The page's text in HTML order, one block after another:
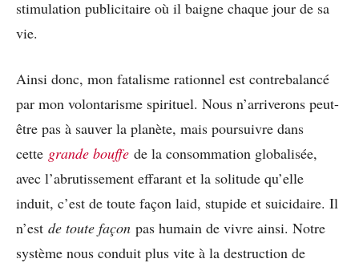
stimulation publicitaire où il baigne chaque jour de sa
vie.
Ainsi donc, mon fatalisme rationnel est contrebalancé
par mon volontarisme spirituel. Nous n’arriverons peut-
être pas à sauver la planète, mais poursuivre dans
cette grande bouffe de la consommation globalisée,
avec l’abrutissement effarant et la solitude qu’elle
induit, c’est de toute façon laid, stupide et suicidaire. Il
n’est de toute façon pas humain de vivre ainsi. Notre
système nous conduit plus vite à la destruction de